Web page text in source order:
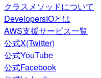
クラスメソッドについて
DevelopersIOとは
AWS支援サービス一覧
公式X(Twitter)
公式YouTube
公式Facebook